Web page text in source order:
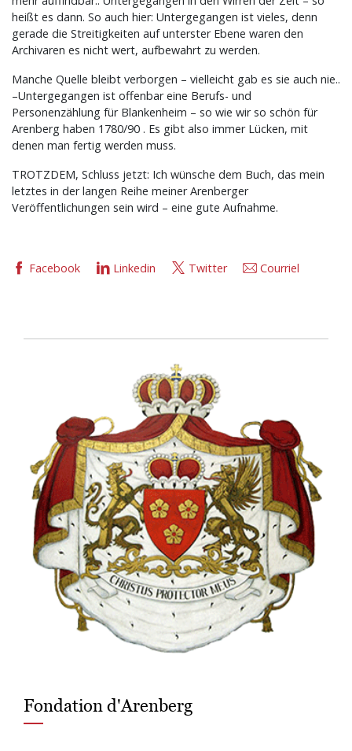
heißt es dann. So auch hier: Untergegangen ist vieles, denn
gerade die Streitigkeiten auf unterster Ebene waren den
Archivaren es nicht wert, aufbewahrt zu werden.
Manche Quelle bleibt verborgen – vielleicht gab es sie auch nie..
–Untergegangen ist offenbar eine Berufs- und
Personenzählung für Blankenheim – so wie wir so schön für
Arenberg haben 1780/90 . Es gibt also immer Lücken, mit
denen man fertig werden muss.
TROTZDEM, Schluss jetzt: Ich wünsche dem Buch, das mein
letztes in der langen Reihe meiner Arenberger
Veröffentlichungen sein wird – eine gute Aufnahme.
Facebook Linkedin Twitter Courriel
Fondation d'Arenberg